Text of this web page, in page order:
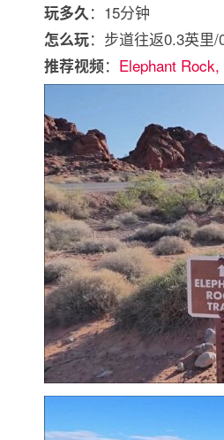
玩多久：15分钟
怎么玩：步道往返0.3英里
推荐视频： Elephant